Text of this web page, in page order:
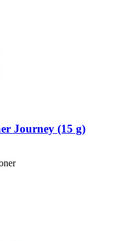
Journey (15 g)